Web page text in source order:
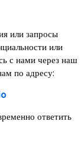
или запросы
или
с нами через наш
по адресу:
ответить